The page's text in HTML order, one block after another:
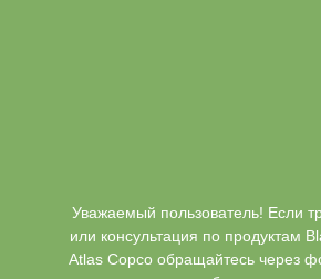
Уважаемый пользователь! Если
или консультация по продуктам
Atlas Copco обращайтесь через